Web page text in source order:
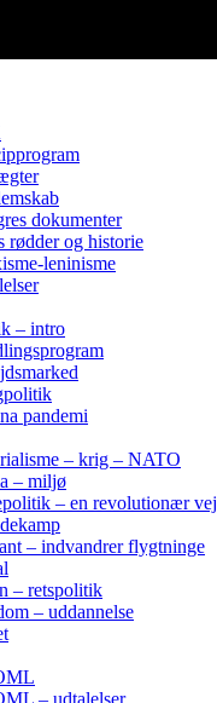
dokumenter
rødder og historie
leninisme
– intro
pandemi
– krig – NATO
– miljø
– en revolutionær vej
– indvandrer flygtninge
– retspolitik
– uddannelse